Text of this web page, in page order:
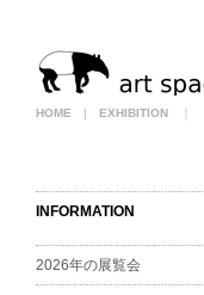
INFORMATION
2026年の展覧会
HOME | EXHIBITION